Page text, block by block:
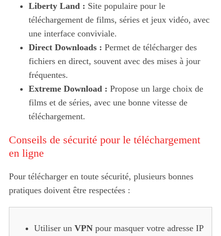
Liberty Land : Site populaire pour le
téléchargement de films, séries et jeux vidéo, avec
une interface conviviale.
Direct Downloads : Permet de télécharger des
fichiers en direct, souvent avec des mises à jour
fréquentes.
Extreme Download : Propose un large choix de
films et de séries, avec une bonne vitesse de
téléchargement.
Conseils de sécurité pour le téléchargement
en ligne
Pour télécharger en toute sécurité, plusieurs bonnes
pratiques doivent être respectées :
Utiliser un VPNpour masquer votre adresse IP